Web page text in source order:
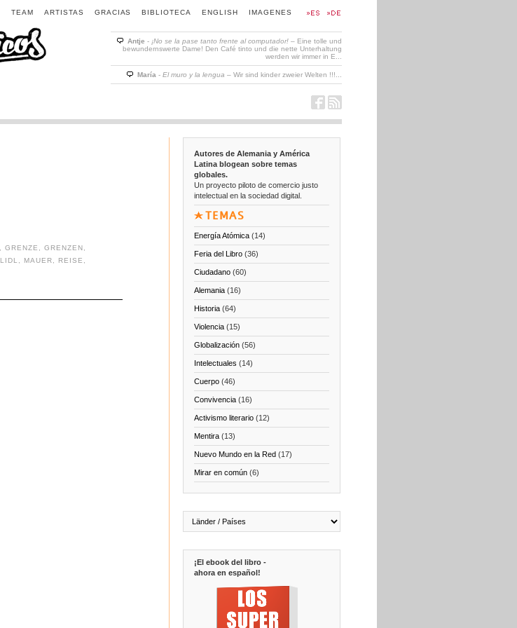
IMAGENES
ENGLISH
BIBLIOTECA
GRACIAS
ARTISTAS
TEAM
Antje - ¡No se la pase tanto frente al computador!– Eine tolle und
bewundernswerte Dame! Den Café tinto und die nette Unterhaltung
werden wir immer in E...
María - El muro y la lengua – Wir sind kinder zweier Welten !!!...
GRENZE ,GRENZEN
LIDL MAUER REISE
Autores de Alemania y América
Latina blogean sobre temas
globales.
Un proyecto piloto de comercio justo
intelectual en la sociedad digital.
TEMAS
Energía Atómica(14)
Feria del Libro(36)
Ciudadano(60)
Alemania(16)
Historia(64)
Violencia(15)
Globalización(56)
Intelectuales (14)
Cuerpo(46)
Convivencia(16)
Activismo literario(12)
Mentira(13)
Nuevo Mundo en la Red(17)
Mirar en común(6)
¡El ebook del libro -
ahora en español!